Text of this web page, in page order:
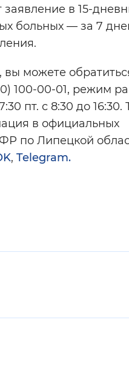
заявление в 15-
больных — за 7
вы можете
100-00-01, режим
пт. с 8:30 до 16:30.
в официальных
по Липецкой
, Telegram.